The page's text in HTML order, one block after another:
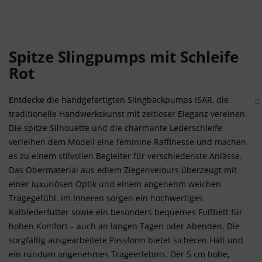
Spitze Slingpumps mit Schleife
Rot
Entdecke die handgefertigten Slingbackpumps ISAR, die
traditionelle Handwerkskunst mit zeitloser Eleganz vereinen.
Die spitze Silhouette und die charmante Lederschleife
verleihen dem Modell eine feminine Raffinesse und machen
es zu einem stilvollen Begleiter für verschiedenste Anlässe.
Das Obermaterial aus edlem Ziegenvelours überzeugt mit
einer luxuriösen Optik und einem angenehm weichen
Tragegefühl. Im Inneren sorgen ein hochwertiges
Kalblederfutter sowie ein besonders bequemes Fußbett für
hohen Komfort – auch an langen Tagen oder Abenden. Die
sorgfältig ausgearbeitete Passform bietet sicheren Halt und
ein rundum angenehmes Trageerlebnis. Der 5 cm hohe,